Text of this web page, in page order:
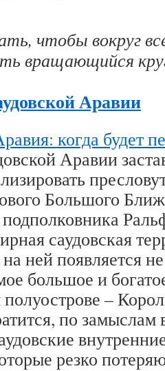
чтобы вокруг
вращающийся
Аравии
когда будет
Аравии
Большого
саудовская
ней появляется
большое и
–
по
резко